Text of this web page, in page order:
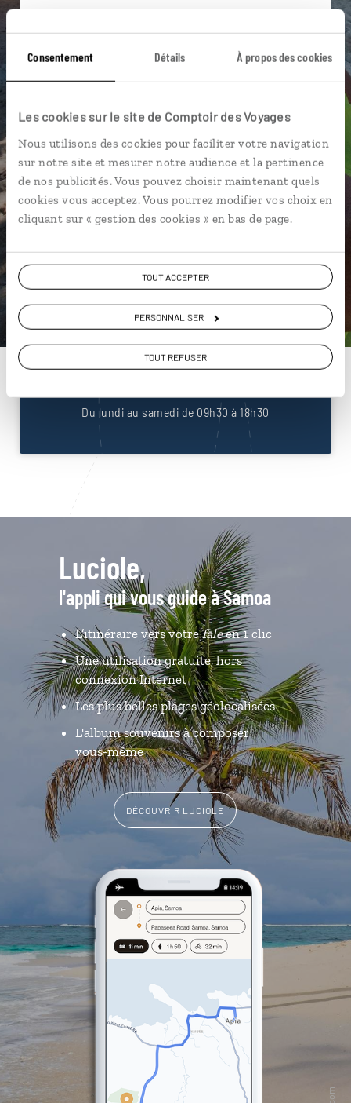
Consentement Détails À propos des cookies
Les cookies sur le site de Comptoir des Voyages
Nous utilisons des cookies pour faciliter votre navigation
sur notre site et mesurer notre audience et la pertinence
de nos publicités. Vous pouvez choisir maintenant quels
cookies vous acceptez. Vous pourrez modifier vos choix en
cliquant sur « gestion des cookies » en bas de page.
TOUT ACCEPTER
PERSONNALISER
TOUT REFUSER
spécialistes
Ils sauront organiser votre itinéraire au plus
près de vos envies et de la réalité du pays.
Échangez en face à face ou depuis nos studios
téléphone.
Vous gardez le même interlocuteur avant,
pendant et après votre voyage.
DEMANDER UN DEVIS
ou
01 85 08 23 51
Du lundi au samedi de 09h30 à 18h30
Luciole,
l'appli qui vous guide à Samoa
L’itinéraire vers votrefaleen 1 clic
Une utilisation gratuite, hors
connexion Internet
Les plus belles plages géolocalisées
L'album souvenirs à composer
vous-même
DÉCOUVRIR LUCIOLE